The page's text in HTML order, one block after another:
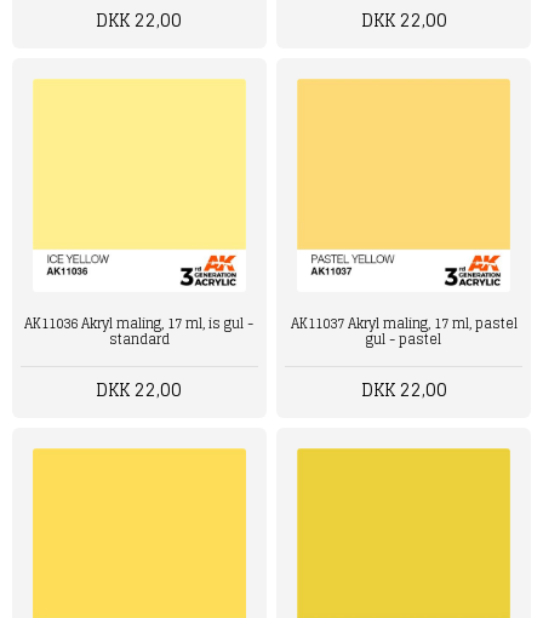
DKK 22,00 DKK 22,00
AK11036 Akryl maling, 17 ml, is gul -
standard
DKK 22,00
AK11037 Akryl maling, 17 ml, pastel
gul - pastel
DKK 22,00